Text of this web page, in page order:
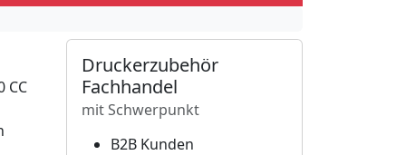
CC
Druckerzubehör
Fachhandel
mit Schwerpunkt
B2B Kunden